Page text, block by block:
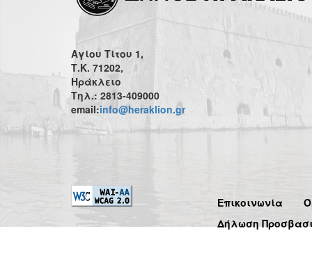
Αγίου Τίτου 1,
Τ.Κ. 71202,
Ηράκλειο
Τηλ.: 2813-409000
email:info@heraklion.gr
Επικοινωνία
Δήλωση